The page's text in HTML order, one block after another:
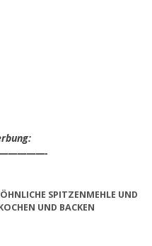
SPITZENMEHLE UND V
UND BACKEN